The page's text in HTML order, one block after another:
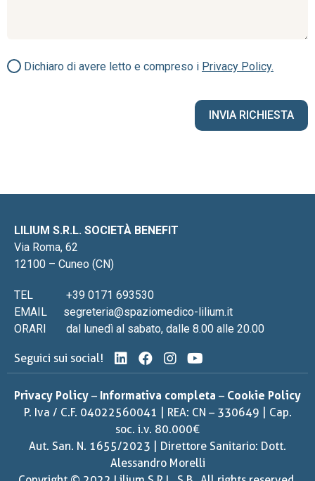
Dichiaro di avere letto e compreso i Privacy Policy.
LILIUM S.R.L. SOCIETÀ BENEFIT
Via Roma, 62
12100 – Cuneo (CN)
TEL
+39 0171 693530
EMAIL
segreteria@spaziomedico-lilium.it
ORARI
dal lunedì al sabato, dalle 8.00 alle 20.00
Seguici sui social!
Privacy Policy – Informativa completa – Cookie Policy
P. Iva / C.F. 04022560041 | REA: CN – 330649 | Cap.
soc. i.v. 80.000€
Aut. San. N. 1655/2023 | Direttore Sanitario: Dott.
Alessandro Morelli